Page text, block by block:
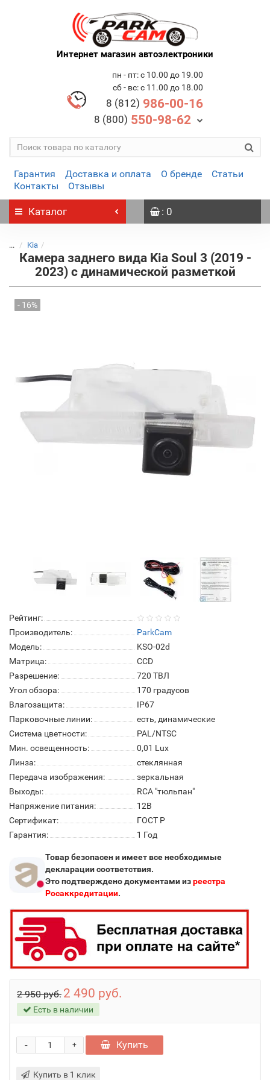
Интернет магазин автоэлектроники
пн - пт: с 10.00 до 19.00
сб - вс: с 11.00 до 18.00
8 (812) 986-00-16
8 (800) 550-98-62
Гарантия Доставка и оплата О бренде
Статьи
Контакты
Отзывы
Каталог : 0
... Kia
Камера заднего вида Kia Soul 3 (2019 -
2023) с динамической разметкой
- 16%
Рейтинг:
Производитель:
ParkCam
Модель:
KSO-02d
Матрица:
СCD
Разрешение:
720 ТВЛ
Угол обзора:
170 градусов
Влагозащита:
IP67
Парковочные линии:
есть, динамические
Система цветности:
PAL/NTSC
Мин. освещенность:
0,01 Lux
Линза:
стеклянная
Передача изображения:
зеркальная
Выходы:
RCA "тюльпан"
Напряжение питания:
12В
Сертификат:
ГОСТ Р
Гарантия:
1 Год
Товар безопасен и имеет все необходимые
декларации соответствия.
Это подтверждено документами изреестра
Росаккредитации.
2 950 руб. 2 490 руб.
Есть в наличии
+
- Купить
Купить в 1 клик